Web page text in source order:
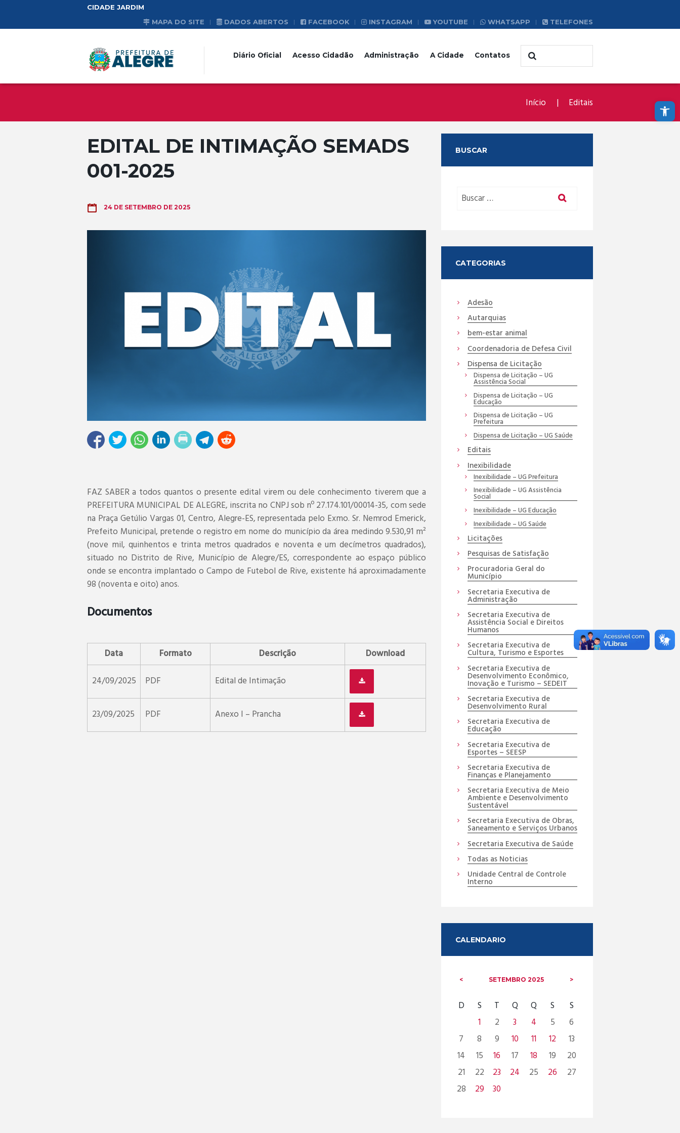
Abrir a barra de ferramentas
CIDADE JARDIM
MAPA DO SITE
DADOS ABERTOS FACEBOOK INSTAGRAM YOUTUBE WHATSAPP TELEFONES
Diário Oficial Acesso Cidadão Administração A Cidade Contatos
Início Editais
EDITAL DE INTIMAÇÃO SEMADS
001-2025
24 DE SETEMBRO DE 2025
FAZ SABER a todos quantos o presente edital virem ou dele conhecimento tiverem que a
PREFEITURA MUNICIPAL DE ALEGRE, inscrita no CNPJ sob nº 27.174.101/00014-35, com sede
na Praça Getúlio Vargas 01, Centro, Alegre-ES, representada pelo Exmo. Sr. Nemrod Emerick,
Prefeito Municipal, pretende o registro em nome do município da área medindo 9.530,91 m²
(nove mil, quinhentos e trinta metros quadrados e noventa e um decímetros quadrados),
situado no Distrito de Rive, Município de Alegre/ES, correspondente ao espaço público
onde se encontra implantado o Campo de Futebol de Rive, existente há aproximadamente
98 (noventa e oito) anos.
Documentos
Data Formato Descrição
Download
24/09/2025
PDF Edital de Intimação
23/09/2025 PDF Anexo I – Prancha
BUSCAR
CATEGORIAS
Adesão
Autarquias
bem-estar animal
Coordenadoria de Defesa Civil
Dispensa de Licitação
Dispensa de Licitação – UG
Assistência Social
Dispensa de Licitação – UG
Educação
Dispensa de Licitação – UG
Prefeitura
Dispensa de Licitação – UG Saúde
Editais
Inexibilidade
Inexibilidade – UG Prefeitura
Inexibilidade – UG Assistência
Social
Inexibilidade – UG Educação
Inexibilidade – UG Saúde
Licitações
Pesquisas de Satisfação
Procuradoria Geral do
Município
Secretaria Executiva de
Administração
Secretaria Executiva de
Assistência Social e Direitos
Humanos
Secretaria Executiva de
Cultura, Turismo e Esportes
Secretaria Executiva de
Desenvolvimento Econômico,
Inovação e Turismo – SEDEIT
Secretaria Executiva de
Desenvolvimento Rural
Secretaria Executiva de
Educação
Secretaria Executiva de
Esportes – SEESP
Secretaria Executiva de
Finanças e Planejamento
Secretaria Executiva de Meio
Ambiente e Desenvolvimento
Sustentável
Secretaria Executiva de Obras,
Saneamento e Serviços Urbanos
Secretaria Executiva de Saúde
Todas as Noticias
Unidade Central de Controle
Interno
CALENDARIO
SETEMBRO 2025
D S T Q Q S
S
1
2 3 4 5
6
7
8 9 10 11 12
13
14
15 16 17 18 19
20
21
22 23 24 25 26
27
28
29 30